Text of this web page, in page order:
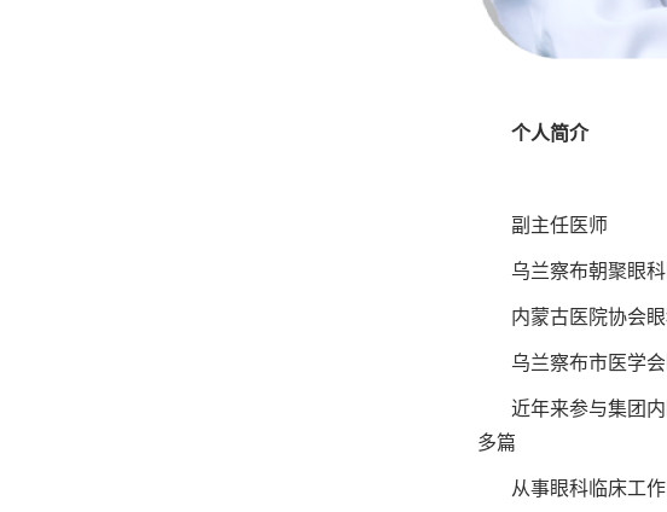
个人简介
副主任医师
乌兰察布朝聚眼
内蒙古医院协会
乌兰察布市医学
近年来参与集团
多篇
从事眼科临床工